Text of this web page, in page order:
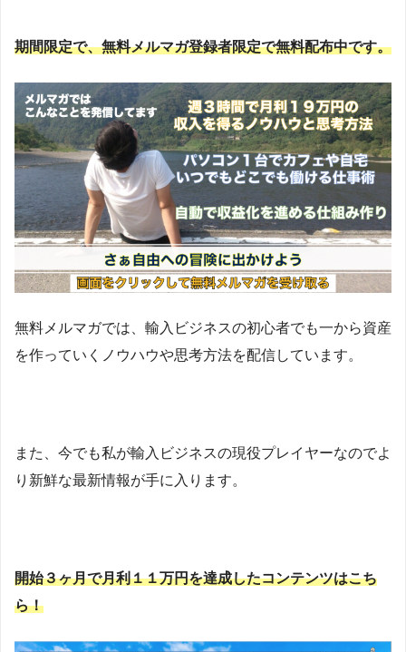
期間限定で、無料メルマガ登録者限定で無料配布中です。
無料メルマガでは、輸入ビジネスの初心者でも一から資産
を作っていくノウハウや思考方法を配信しています。
また、今でも私が輸入ビジネスの現役プレイヤーなのでよ
り新鮮な最新情報が手に入ります。
開始３ヶ月で月利１１万円を達成したコンテンツはこち
ら！